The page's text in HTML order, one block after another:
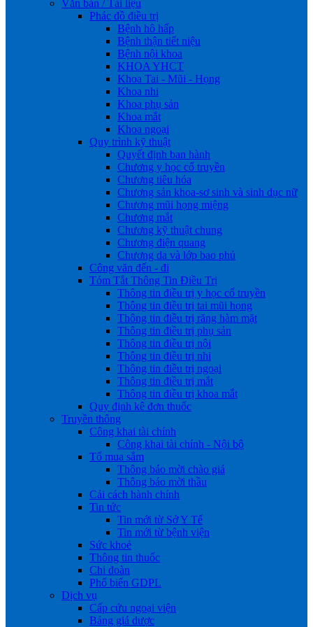
Văn bản / Tài liệu
Phác đồ điều trị
Bệnh hô hấp
Bệnh thận tiết niệu
Bệnh nội khoa
KHOA YHCT
Khoa Tai - Mũi - Họng
Khoa nhi
Khoa phụ sản
Khoa mắt
Khoa ngoại
Quy trình kỹ thuật
Quyết định ban hành
Chương y học cổ truyền
Chương tiêu hóa
Chương sản khoa-sơ sinh và sinh dục nữ
Chương mũi họng miệng
Chương mắt
Chương kỹ thuật chung
Chương điện quang
Chương da và lớp bao phủ
Công văn đến - đi
Tóm Tắt Thông Tin Điều Trị
Thông tin điều trị y học cổ truyền
Thông tin điều trị tai mũi họng
Thông tin điều trị răng hàm mặt
Thông tin điều trị phụ sản
Thông tin điều trị nội
Thông tin điều trị nhi
Thông tin điều trị ngoại
Thông tin điều trị mắt
Thông tin điều trị khoa mắt
Quy định kê đơn thuốc
Truyền thông
Công khai tài chính
Công khai tài chính - Nội bộ
Tổ mua sắm
Thông báo mời chào giá
Thông báo mời thầu
Cải cách hành chính
Tin tức
Tin mới từ Sở Y Tế
Tin mới từ bệnh viện
Sức khoẻ
Thông tin thuốc
Chi đoàn
Phổ biến GDPL
Dịch vụ
Cấp cứu ngoại viện
Bảng giá dược